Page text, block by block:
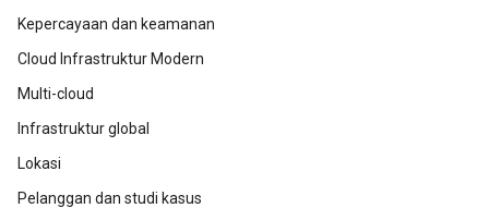
Kepercayaan dan keamanan
Cloud Infrastruktur Modern
Multi-cloud
Infrastruktur global
Lokasi
Pelanggan dan studi kasus